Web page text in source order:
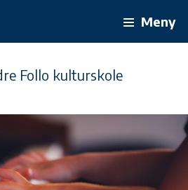
Meny
Follo kulturskole